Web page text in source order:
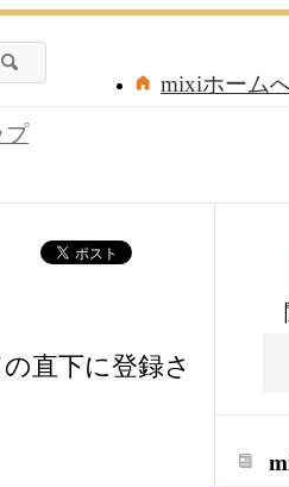
mixiホーム
プ
直下に登録さ